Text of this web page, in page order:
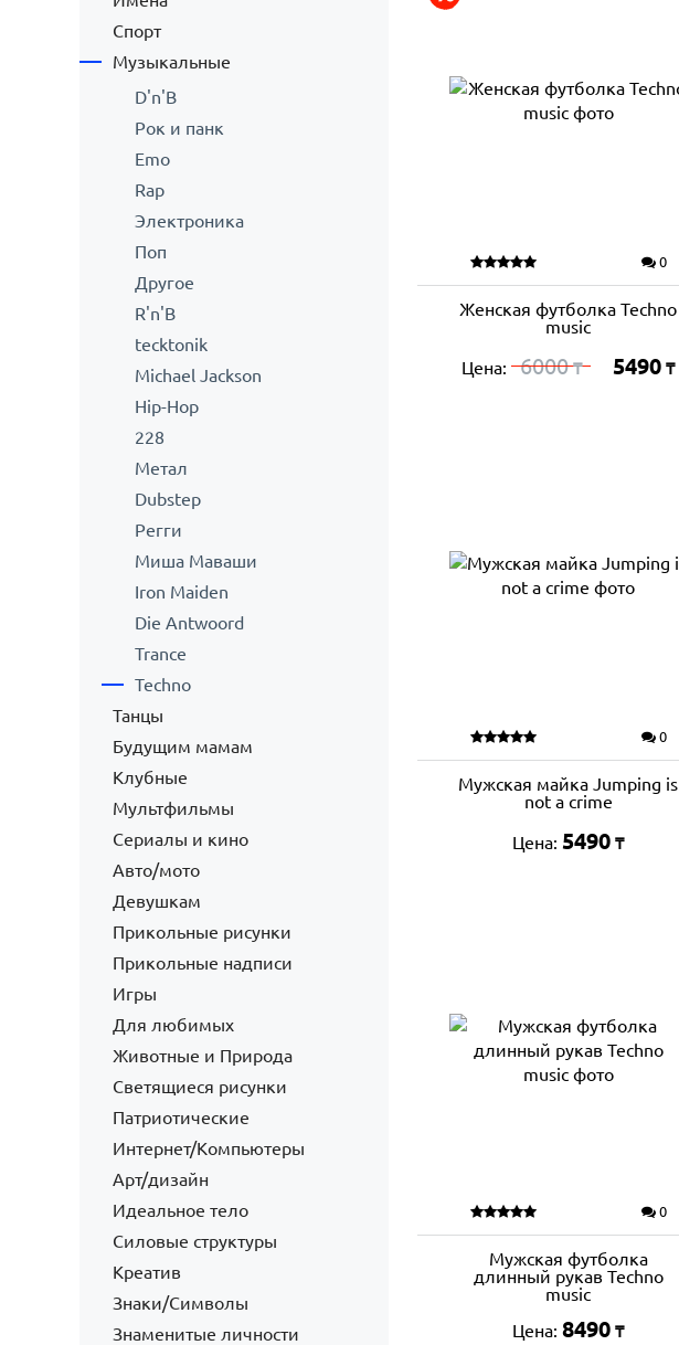
Спорт
Музыкальные
D'n'B
Рок и панк
Emo
Rap
Электроника
Поп
Другое
R'n'B
tecktonik
Michael Jackson
Hip-Hop
228
Метал
Dubstep
Регги
Миша Маваши
Iron Maiden
Die Antwoord
Trance
Techno
Танцы
Будущим мамам
Клубные
Мультфильмы
Сериалы и кино
Авто/мото
Девушкам
Прикольные рисунки
Прикольные надписи
Игры
Для любимых
Животные и Природа
Светящиеся рисунки
Патриотические
Интернет/Компьютеры
Арт/дизайн
Идеальное тело
Силовые структуры
Креатив
Знаки/Символы
Знаменитые личности
0
Женская футболка Techno
music
Цена: 6000₸ 5490 ₸
0
Мужская майка Jumping is
not a crime
Цена:5490 ₸
0
Мужская футболка
длинный рукав Techno
music
Цена:8490 ₸